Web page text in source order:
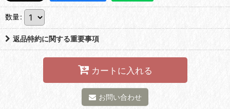
数量:
返品特約に関する重要事項
カートに入れる
お問い合わせ